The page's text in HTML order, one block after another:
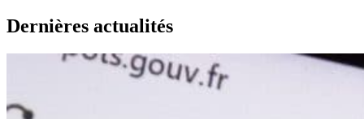
Dernières actualités